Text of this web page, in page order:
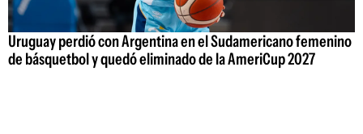
Uruguay perdió con Argentina en el Sudamericano femenino
de básquetbol y quedó eliminado de la AmeriCup 2027